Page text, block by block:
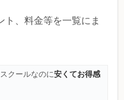
ト、料金等を一覧にま
クールなのに安くてお得感